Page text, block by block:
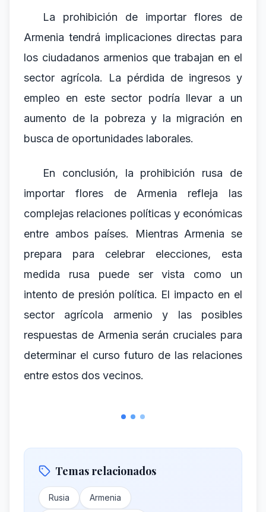
La prohibición de importar flores de
Armenia tendrá implicaciones directas para
los ciudadanos armenios que trabajan en el
sector agrícola. La pérdida de ingresos y
empleo en este sector podría llevar a un
aumento de la pobreza y la migración en
busca de oportunidades laborales.
En conclusión, la prohibición rusa de
importar flores de Armenia refleja las
complejas relaciones políticas y económicas
entre ambos países. Mientras Armenia se
prepara para celebrar elecciones, esta
medida rusa puede ser vista como un
intento de presión política. El impacto en el
sector agrícola armenio y las posibles
respuestas de Armenia serán cruciales para
determinar el curso futuro de las relaciones
entre estos dos vecinos.
Temas relacionados
Rusia Armenia